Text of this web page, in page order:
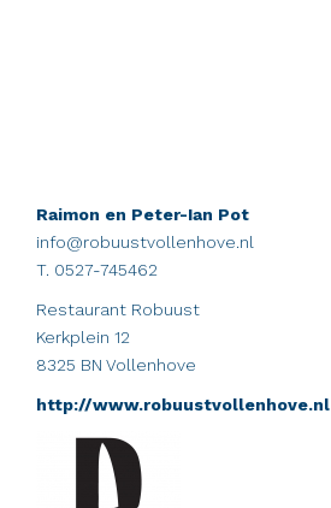
Raimon en Peter-Ian Pot
info@robuustvollenhove.nl
T. 0527-745462
Restaurant Robuust
Kerkplein 12
8325 BN Vollenhove
http://www.robuustvollenhove.nl